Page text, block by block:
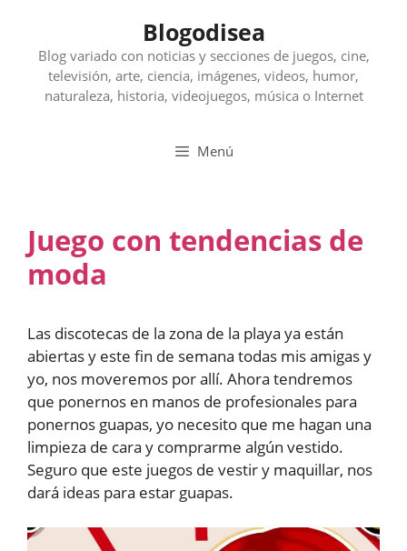
contenido
Blogodisea
Blog variado con noticias y secciones de juegos, cine,
televisión, arte, ciencia, imágenes, videos, humor,
naturaleza, historia, videojuegos, música o Internet
Menú
Juego con tendencias de
moda
Las discotecas de la zona de la playa ya están
abiertas y este fin de semana todas mis amigas y
yo, nos moveremos por allí. Ahora tendremos
que ponernos en manos de profesionales para
ponernos guapas, yo necesito que me hagan una
limpieza de cara y comprarme algún vestido.
Seguro que este juegos de vestir y maquillar, nos
dará ideas para estar guapas.